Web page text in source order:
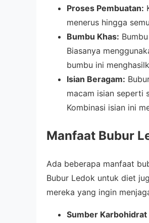
Proses Pembuatan:
menerus hingga
Bumbu Khas:
Biasanya
bumbu ini
Isian Beragam:
macam isian seperti
Kombinasi isian ini
Manfaat Bubur
Ada beberapa manfaat
Bubur Ledok untuk diet
mereka yang ingin
Sumber Karbohidrat